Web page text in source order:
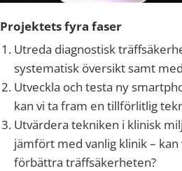
Projektets fyra faser
Utreda diagnostisk
systematisk översikt samt
Utveckla och testa ny
kan vi ta fram en tillförlitlig
Utvärdera tekniken i klinisk
jämfört med vanlig klinik –
förbättra träffsäkerheten?